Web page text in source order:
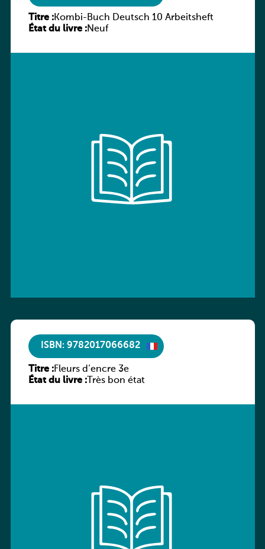
Titre :Kombi-Buch Deutsch 10 Arbeitsheft
État du livre :Neuf
ISBN: 9782017066682
Titre :Fleurs d’encre 3e
État du livre :Très bon état